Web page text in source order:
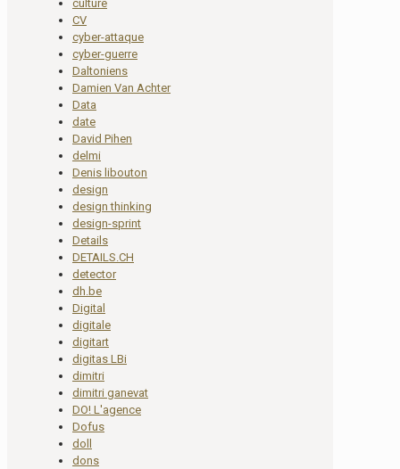
culture
CV
cyber-attaque
cyber-guerre
Daltoniens
Damien Van Achter
Data
date
David Pihen
delmi
Denis libouton
design
design thinking
design-sprint
Details
DETAILS.CH
detector
dh.be
Digital
digitale
digitart
digitas LBi
dimitri
dimitri ganevat
DO! L'agence
Dofus
doll
dons